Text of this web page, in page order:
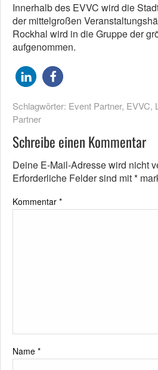
Innerhalb des EVVC wird die
der mittelgroßen
Rockhal wird in die Gruppe der
aufgenommen.
Schlagwörter: Event Partner, EVVC,
Partner
Schreibe einen Kommentar
Deine E-Mail-Adresse wird nicht
Erforderliche Felder sind mit*
Kommentar *
Name *